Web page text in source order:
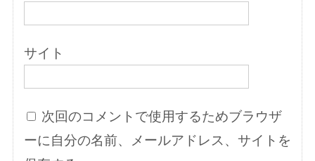
サイト
次回のコメントで使用するためブラウザ
ーに自分の名前、メールアドレス、サイトを